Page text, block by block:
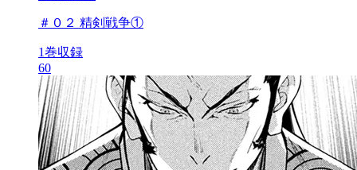
＃０２ 精剣戦争①
1巻収録
60